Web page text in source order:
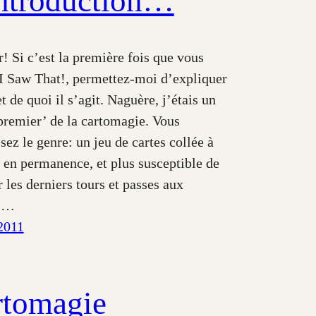
Si c’est la première fois que vous
Saw That!, permettez-moi d’expliquer
de quoi il s’agit. Naguère, j’étais un
de la cartomagie. Vous
le genre: un jeu de cartes collée à
permanence, et plus susceptible de
les derniers tours et passes aux